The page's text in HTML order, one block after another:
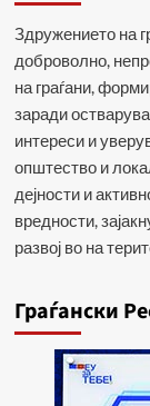
Здружението на
доброволно,
на граѓани,
заради
интереси и
општество и
дејности и
вредности,
развој во на
Граѓански